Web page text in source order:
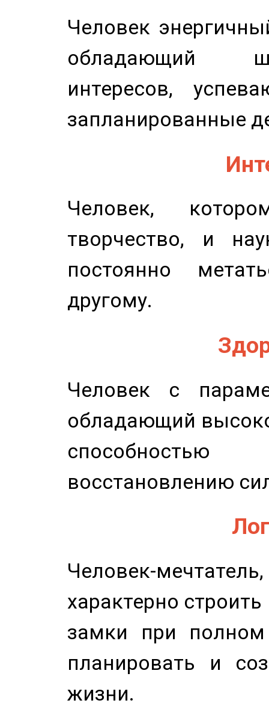
Человек
обладающий
интересов,
запланированные
Человек,
творчество, и
постоянно
другому.
Человек с
обладающий
восстановлению
Человек-
характерно
замки при полном
планировать и
жизни.